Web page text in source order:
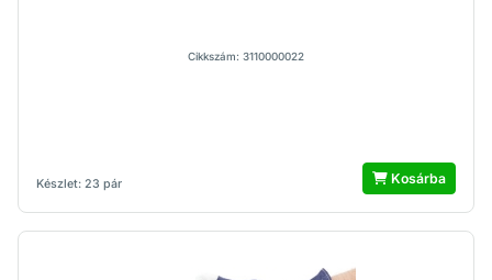
Készlet: 23 pár
Cikkszám: 3110000022
Kosárba